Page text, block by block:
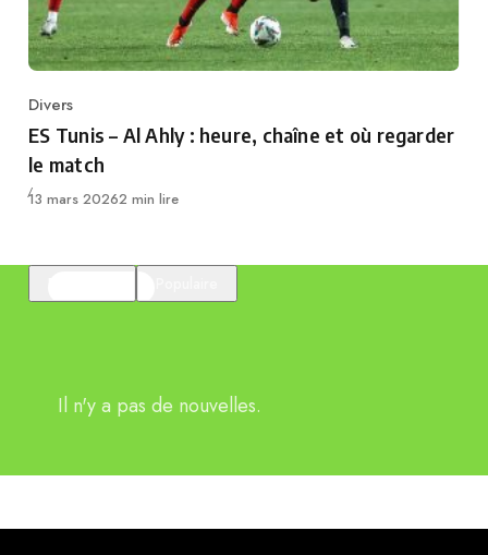
Category
Divers
ES Tunis – Al Ahly : heure, chaîne et où regarder
le match
Publié
13 mars 20262 min lire
Il n'y a pas de nouvelles.